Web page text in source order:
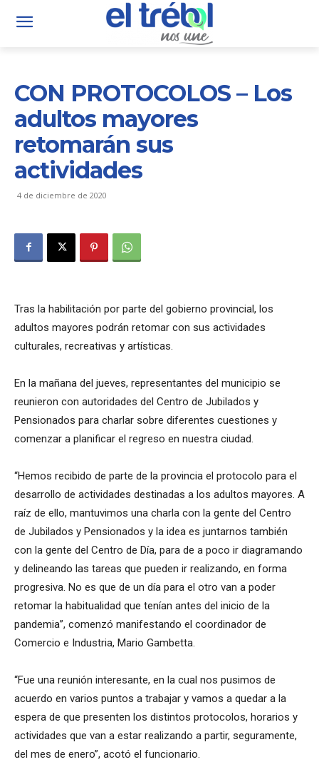
CON PROTOCOLOS – Los
adultos mayores
retomarán sus
actividades
4 de diciembre de 2020
Tras la habilitación por parte del gobierno provincial, los
adultos mayores podrán retomar con sus actividades
culturales, recreativas y artísticas.
En la mañana del jueves, representantes del municipio se
reunieron con autoridades del Centro de Jubilados y
Pensionados para charlar sobre diferentes cuestiones y
comenzar a planificar el regreso en nuestra ciudad.
“Hemos recibido de parte de la provincia el protocolo para el
desarrollo de actividades destinadas a los adultos mayores. A
raíz de ello, mantuvimos una charla con la gente del Centro
de Jubilados y Pensionados y la idea es juntarnos también
con la gente del Centro de Día, para de a poco ir diagramando
y delineando las tareas que pueden ir realizando, en forma
progresiva. No es que de un día para el otro van a poder
retomar la habitualidad que tenían antes del inicio de la
pandemia”, comenzó manifestando el coordinador de
Comercio e Industria, Mario Gambetta.
“Fue una reunión interesante, en la cual nos pusimos de
acuerdo en varios puntos a trabajar y vamos a quedar a la
espera de que presenten los distintos protocolos, horarios y
actividades que van a estar realizando a partir, seguramente,
del mes de enero”, acotó el funcionario.